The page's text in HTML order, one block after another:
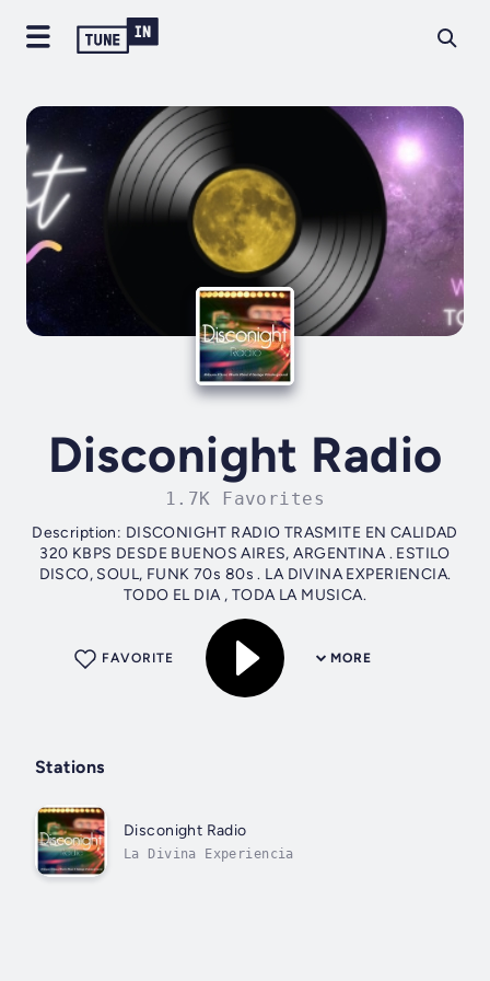
Disconight Radio
1.7K Favorites
Description: DISCONIGHT RADIO TRASMITE EN CALIDAD
320 KBPS DESDE BUENOS AIRES, ARGENTINA . ESTILO
DISCO, SOUL, FUNK 70s 80s . LA DIVINA EXPERIENCIA.
TODO EL DIA , TODA LA MUSICA.
MORE
FAVORITE
Stations
Disconight Radio
La Divina Experiencia